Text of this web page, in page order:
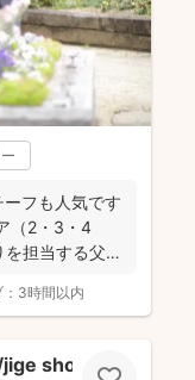
フも人気です
（2・3・4
担当する父で
3時間以内
jige shohe）